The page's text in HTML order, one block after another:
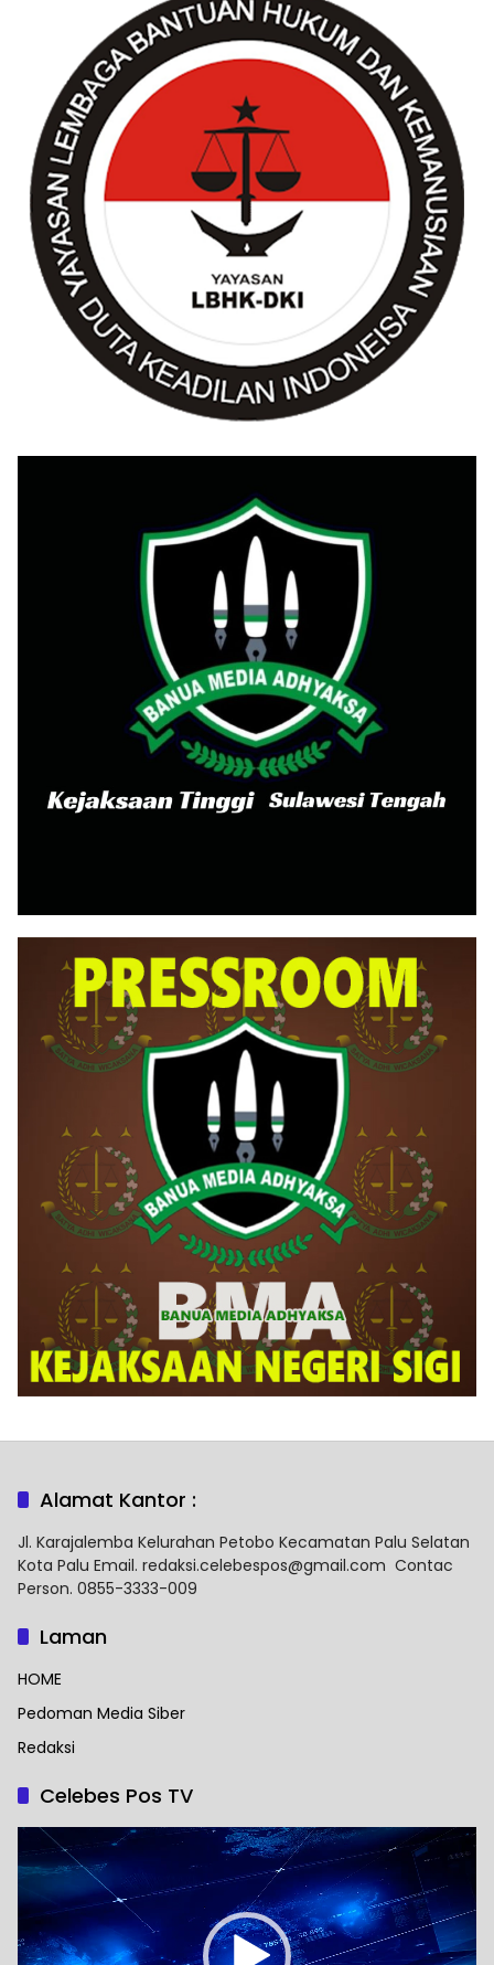
Alamat Kantor :
Jl. Karajalemba Kelurahan Petobo Kecamatan Palu Selatan
Kota Palu Email. redaksi.celebespos@gmail.com Contac
Person. 0855-3333-009
Laman
HOME
Pedoman Media Siber
Redaksi
Celebes Pos TV
Pemutar
Video